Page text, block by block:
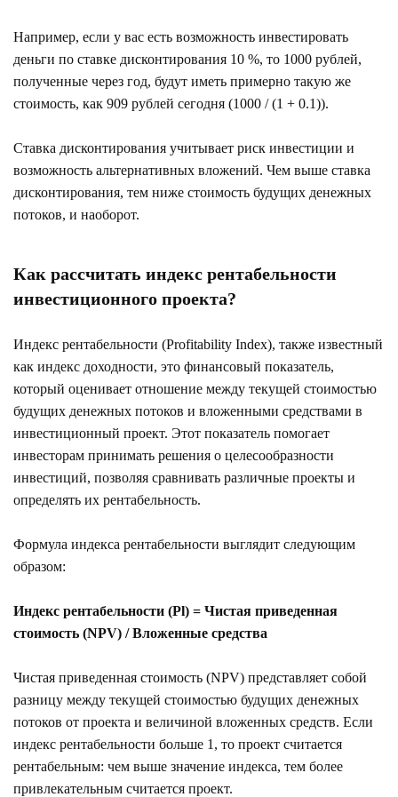
Например, если у вас есть возможность инвестировать
деньги по ставке дисконтирования 10 %, то 1000 рублей,
полученные через год, будут иметь примерно такую же
стоимость, как 909 рублей сегодня (1000 / (1 + 0.1)).
Ставка дисконтирования учитывает риск инвестиции и
возможность альтернативных вложений. Чем выше ставка
дисконтирования, тем ниже стоимость будущих денежных
потоков, и наоборот.
Как рассчитать индекс рентабельности
инвестиционного проекта?
Индекс рентабельности (Profitability Index), также известный
как индекс доходности, это финансовый показатель,
который оценивает отношение между текущей стоимостью
будущих денежных потоков и вложенными средствами в
инвестиционный проект. Этот показатель помогает
инвесторам принимать решения о целесообразности
инвестиций, позволяя сравнивать различные проекты и
определять их рентабельность.
Формула индекса рентабельности выглядит следующим
образом:
Индекс рентабельности (Pl) = Чистая приведенная
стоимость (NPV) / Вложенные средства
Чистая приведенная стоимость (NPV) представляет собой
разницу между текущей стоимостью будущих денежных
потоков от проекта и величиной вложенных средств. Если
индекс рентабельности больше 1, то проект считается
рентабельным: чем выше значение индекса, тем более
привлекательным считается проект.